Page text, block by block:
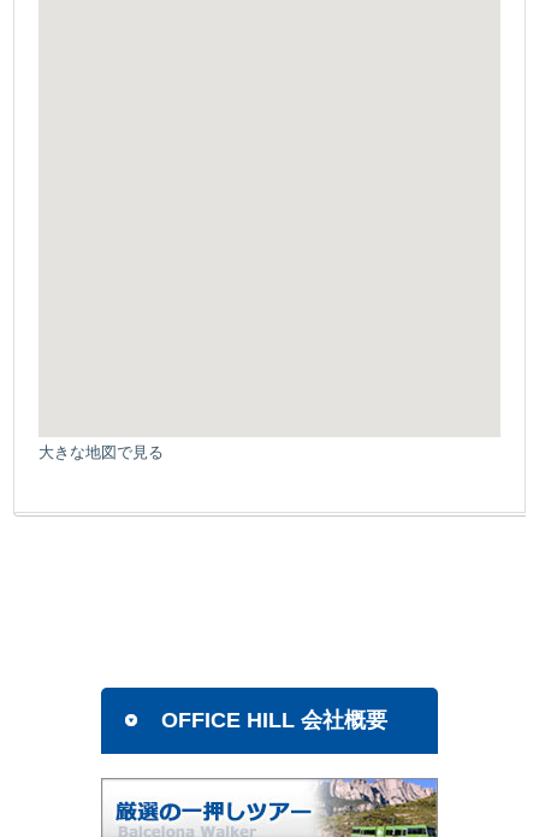
大きな地図で見る
OFFICE HILL 会社概要